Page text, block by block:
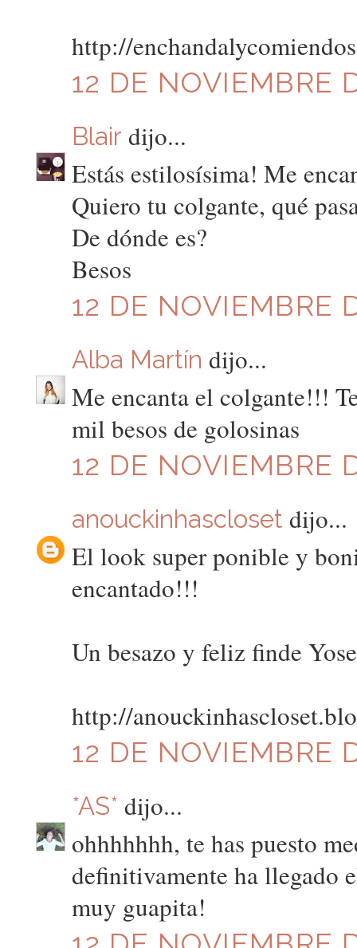
http://
12 DE NOVIEMBRE
Blair dijo...
Estás estilosísima! Me
Quiero tu colgante, qué
De dónde es?
Besos
12 DE NOVIEMBRE
Alba Martín dijo...
Me encanta el colgante!!!
mil besos de golosinas
12 DE NOVIEMBRE
anouckinhascloset dijo...
El look super ponible y
encantado!!!
Un besazo y feliz finde
http://
12 DE NOVIEMBRE
*AS* dijo...
ohhhhhhh, te has puesto
definitivamente ha llegado
muy guapita!